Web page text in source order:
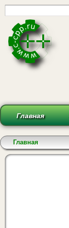
Главная
Вы здесь
Главная